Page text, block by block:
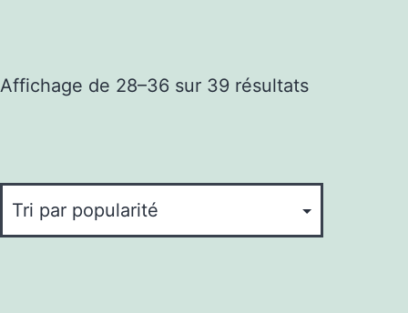
Affichage de 28–36 sur 39 résultatsTrié